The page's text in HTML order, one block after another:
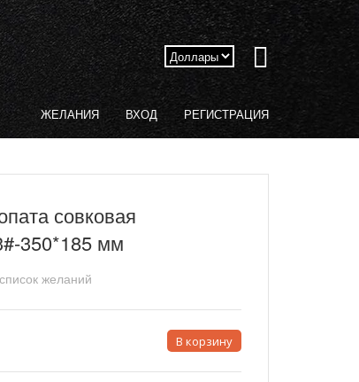
ЖЕЛАНИЯ ВХОД РЕГИСТРАЦИЯ
совковая
350*185 мм
желаний